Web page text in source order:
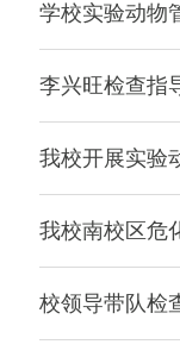
学校实验动物
李兴旺检查指
我校开展实验
我校南校区危
校领导带队检